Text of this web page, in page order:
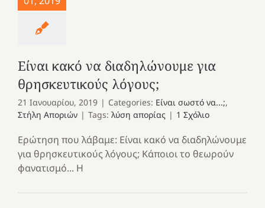
Είναι κακό να διαδηλώνουμε για
θρησκευτικούς λόγους;
21 Ιανουαρίου, 2019 | Categories: Είναι σωστό να...;,
Στήλη Αποριών | Tags: λύση απορίας | 1 Σχόλιο
Ερώτηση που λάβαμε: Είναι κακό να διαδηλώνουμε
για θρησκευτικούς λόγους; Κάποιοι το θεωρούν
φανατισμό... Η